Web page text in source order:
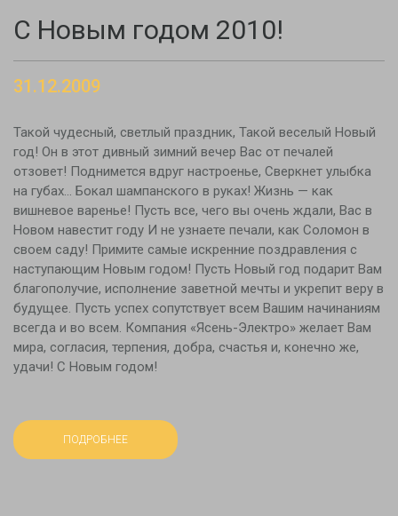
С Новым годом 2010!
31.12.2009
Такой чудесный, светлый праздник, Такой веселый Новый
год! Он в этот дивный зимний вечер Вас от печалей
отзовет! Поднимется вдруг настроенье, Сверкнет улыбка
на губах… Бокал шампанского в руках! Жизнь — как
вишневое варенье! Пусть все, чего вы очень ждали, Вас в
Новом навестит году И не узнаете печали, как Соломон в
своем саду! Примите самые искренние поздравления с
наступающим Новым годом! Пусть Новый год подарит Вам
благополучие, исполнение заветной мечты и укрепит веру в
будущее. Пусть успех сопутствует всем Вашим начинаниям
всегда и во всем. Компания «Ясень-Электро» желает Вам
мира, согласия, терпения, добра, счастья и, конечно же,
удачи! С Новым годом!
ПОДРОБНЕЕ